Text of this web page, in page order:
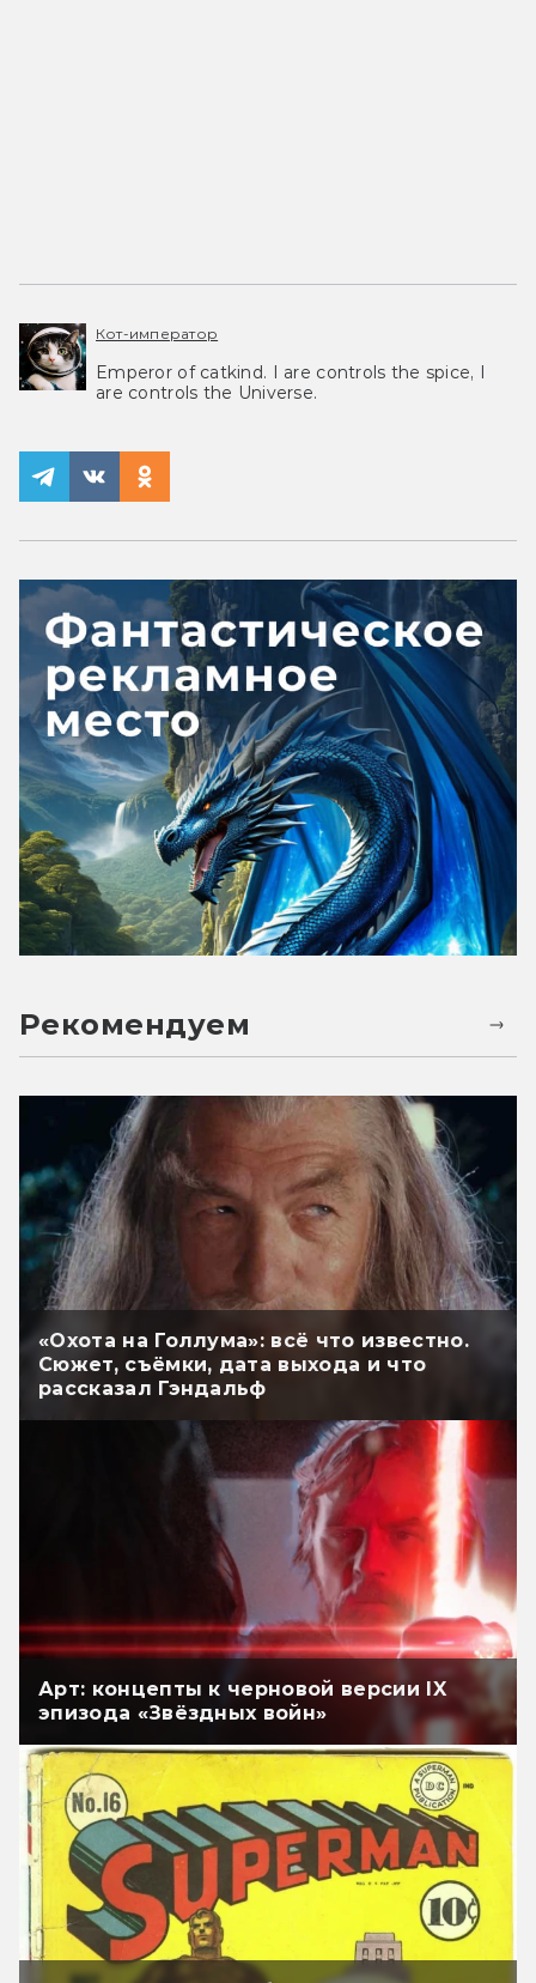
Кот-император
Emperor of catkind. I are controls the spice, I
are controls the Universe.
Рекомендуем
«Охота на Голлума»: всё что известно.
Сюжет, съёмки, дата выхода и что
рассказал Гэндальф
Арт: концепты к черновой версии IX
эпизода «Звёздных войн»